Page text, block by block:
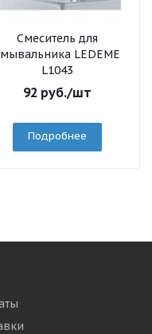
Смеситель для
LEDEME
L1043
92 руб./шт
Подробнее